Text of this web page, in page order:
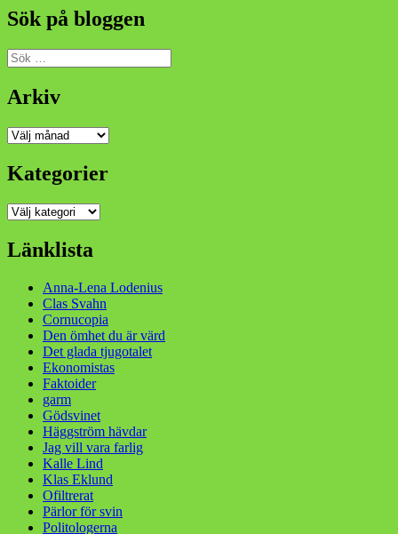
Sök på bloggen
Sök
efter:
Arkiv
Arkiv
Kategorier
Kategorier
Länklista
Anna-Lena Lodenius
Clas Svahn
Cornucopia
Den ömhet du är värd
Det glada tjugotalet
Ekonomistas
Faktoider
garm
Gödsvinet
Häggström hävdar
Jag vill vara farlig
Kalle Lind
Klas Eklund
Ofiltrerat
Pärlor för svin
Politologerna